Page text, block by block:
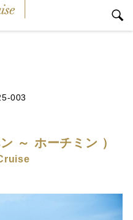
003
～ ホーチミン ）